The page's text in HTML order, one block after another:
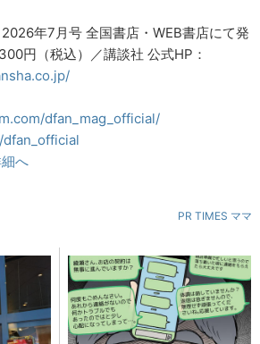
2026年7月号 全国書店・WEB書店にて発
円（税込）／講談社 公式HP：
dfan_mag_official/
へ
PR TIMES ママ